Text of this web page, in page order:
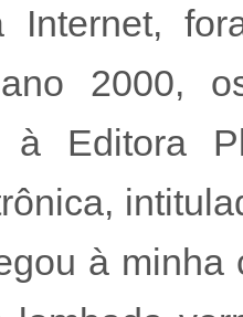
Internet,
2000,
à Editora
à